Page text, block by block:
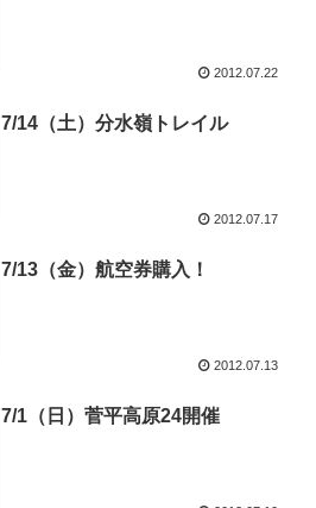
2012.07.22
7/14（土）分水嶺トレイル
2012.07.17
7/13（金）航空券購入！
2012.07.13
7/1（日）菅平高原24開催